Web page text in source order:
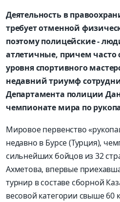
Деятельность в
требует отменной
поэтому полицейские -
атлетичные, причем часто
уровня спортивного
недавний триумф
Департамента полиции
чемпионате мира по
Мировое первенство
недавно в Бурсе (Турция),
сильнейших бойцов из 32
Ахметова, впервые
турнир в составе сборной
весовой категории свыше 60